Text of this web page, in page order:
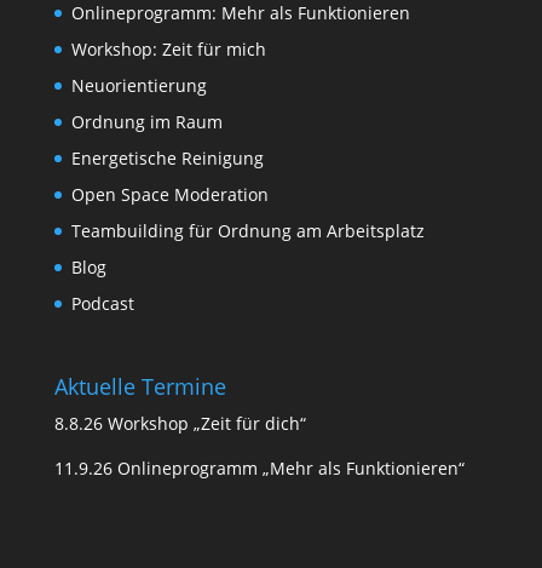
Onlineprogramm: Mehr als Funktionieren
Workshop: Zeit für mich
Neuorientierung
Ordnung im Raum
Energetische Reinigung
Open Space Moderation
Teambuilding für Ordnung am Arbeitsplatz
Blog
Podcast
Aktuelle Termine
8.8.26 Workshop „Zeit für dich“
11.9.26 Onlineprogramm „Mehr als Funktionieren“